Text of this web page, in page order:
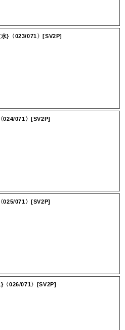
}〈023/071〉[SV2P]
024/071〉[SV2P]
025/071〉[SV2P]
〈026/071〉[SV2P]